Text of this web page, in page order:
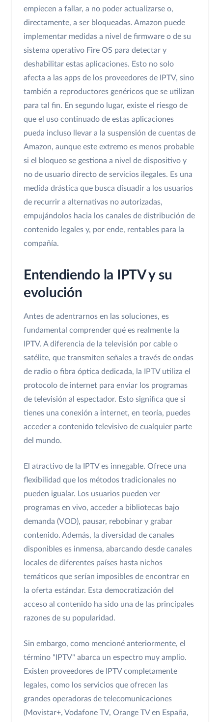
empiecen a fallar, a no poder actualizarse o,
directamente, a ser bloqueadas. Amazon puede
implementar medidas a nivel de firmware o de su
sistema operativo Fire OS para detectar y
deshabilitar estas aplicaciones. Esto no solo
afecta a las apps de los proveedores de IPTV, sino
también a reproductores genéricos que se utilizan
para tal fin. En segundo lugar, existe el riesgo de
que el uso continuado de estas aplicaciones
pueda incluso llevar a la suspensión de cuentas de
Amazon, aunque este extremo es menos probable
si el bloqueo se gestiona a nivel de dispositivo y
no de usuario directo de servicios ilegales. Es una
medida drástica que busca disuadir a los usuarios
de recurrir a alternativas no autorizadas,
empujándolos hacia los canales de distribución de
contenido legales y, por ende, rentables para la
compañía.
Entendiendo la IPTV y su
evolución
Antes de adentrarnos en las soluciones, es
fundamental comprender qué es realmente la
IPTV. A diferencia de la televisión por cable o
satélite, que transmiten señales a través de ondas
de radio o fibra óptica dedicada, la IPTV utiliza el
protocolo de internet para enviar los programas
de televisión al espectador. Esto significa que si
tienes una conexión a internet, en teoría, puedes
acceder a contenido televisivo de cualquier parte
del mundo.
El atractivo de la IPTV es innegable. Ofrece una
flexibilidad que los métodos tradicionales no
pueden igualar. Los usuarios pueden ver
programas en vivo, acceder a bibliotecas bajo
demanda (VOD), pausar, rebobinar y grabar
contenido. Además, la diversidad de canales
disponibles es inmensa, abarcando desde canales
locales de diferentes países hasta nichos
temáticos que serían imposibles de encontrar en
la oferta estándar. Esta democratización del
acceso al contenido ha sido una de las principales
razones de su popularidad.
Sin embargo, como mencioné anteriormente, el
término "IPTV" abarca un espectro muy amplio.
Existen proveedores de IPTV completamente
legales, como los servicios que ofrecen las
grandes operadoras de telecomunicaciones
(Movistar+, Vodafone TV, Orange TV en España,